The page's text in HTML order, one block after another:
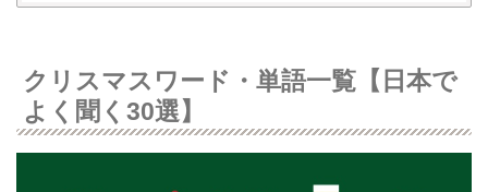
クリスマスワード・単語一覧【日本で
よく聞く30選】